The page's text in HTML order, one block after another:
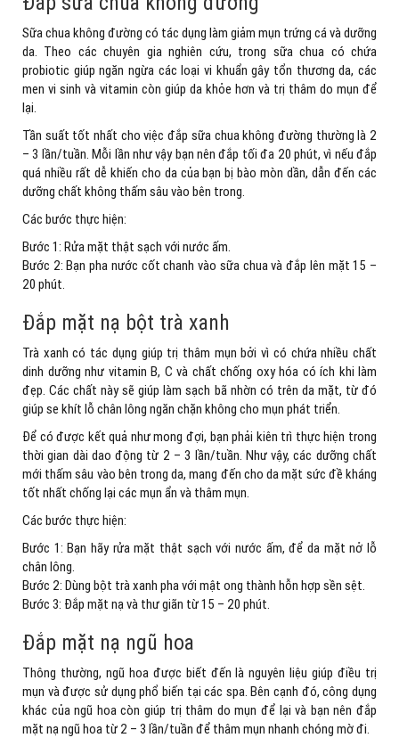
Sữa chua không đường có tác dụng làm giảm mụn trứng cá và dưỡng
da. Theo các chuyên gia nghiên cứu, trong sữa chua có chứa
probiotic giúp ngăn ngừa các loại vi khuẩn gây tổn thương da, các
men vi sinh và vitamin còn giúp da khỏe hơn và trị thâm do mụn để
lại.
Tần suất tốt nhất cho việc đắp sữa chua không đường thường là 2
– 3 lần/tuần. Mỗi lần như vậy bạn nên đắp tối đa 20 phút, vì nếu đắp
quá nhiều rất dễ khiến cho da của bạn bị bào mòn dần, dẫn đến các
dưỡng chất không thấm sâu vào bên trong.
Các bước thực hiện:
Bước 1: Rửa mặt thật sạch với nước ấm.
Bước 2: Bạn pha nước cốt chanh vào sữa chua và đắp lên mặt 15 –
20 phút.
Đắp mặt nạ bột trà xanh
Trà xanh có tác dụng giúp trị thâm mụn bởi vì có chứa nhiều chất
dinh dưỡng như vitamin B, C và chất chống oxy hóa có ích khi làm
đẹp. Các chất này sẽ giúp làm sạch bã nhờn có trên da mặt, từ đó
giúp se khít lỗ chân lông ngăn chặn không cho mụn phát triển.
Để có được kết quả như mong đợi, bạn phải kiên trì thực hiện trong
thời gian dài dao động từ 2 – 3 lần/tuần. Như vậy, các dưỡng chất
mới thấm sâu vào bên trong da, mang đến cho da mặt sức đề kháng
tốt nhất chống lại các mụn ẩn và thâm mụn.
Các bước thực hiện:
Bước 1: Bạn hãy rửa mặt thật sạch với nước ấm, để da mặt nở lỗ
chân lông.
Bước 2: Dùng bột trà xanh pha với mật ong thành hỗn hợp sền sệt.
Bước 3: Đắp mặt nạ và thư giãn từ 15 – 20 phút.
Đắp mặt nạ ngũ hoa
Thông thường, ngũ hoa được biết đến là nguyên liệu giúp điều trị
mụn và được sử dụng phổ biến tại các spa. Bên cạnh đó, công dụng
khác của ngũ hoa còn giúp trị thâm do mụn để lại và bạn nên đắp
mặt nạ ngũ hoa từ 2 – 3 lần/tuần để thâm mụn nhanh chóng mờ đi.